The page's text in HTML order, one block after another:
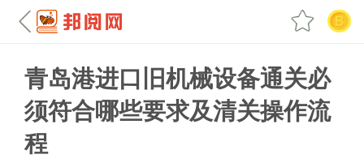
青岛港进口旧机械设备通关必
须符合哪些要求及清关操作流
程